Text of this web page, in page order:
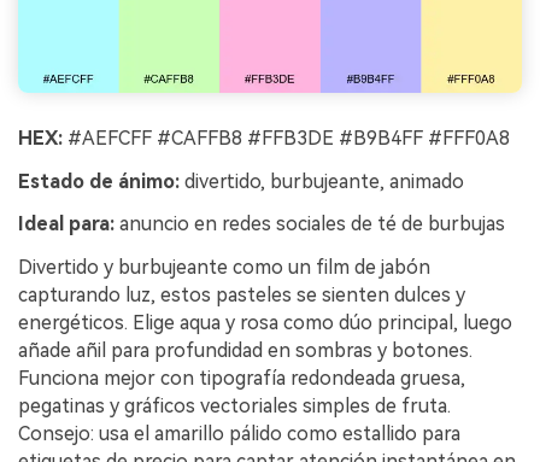
HEX: #AEFCFF #CAFFB8 #FFB3DE #B9B4FF #FFF0A8
Estado de ánimo: divertido, burbujeante, animado
Ideal para: anuncio en redes sociales de té de burbujas
Divertido y burbujeante como un film de jabón
capturando luz, estos pasteles se sienten dulces y
energéticos. Elige aqua y rosa como dúo principal, luego
añade añil para profundidad en sombras y botones.
Funciona mejor con tipografía redondeada gruesa,
pegatinas y gráficos vectoriales simples de fruta.
Consejo: usa el amarillo pálido como estallido para